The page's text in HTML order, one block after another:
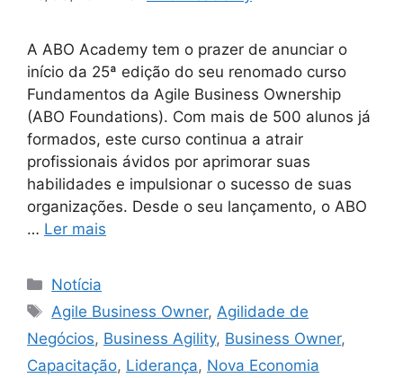
A ABO Academy tem o prazer de anunciar o
início da 25ª edição do seu renomado curso
Fundamentos da Agile Business Ownership
(ABO Foundations). Com mais de 500 alunos já
formados, este curso continua a atrair
profissionais ávidos por aprimorar suas
habilidades e impulsionar o sucesso de suas
organizações. Desde o seu lançamento, o ABO
… Ler mais
Notícia
Agile Business Owner, Agilidade de
Negócios, Business Agility, Business Owner,
Capacitação, Liderança, Nova Economia